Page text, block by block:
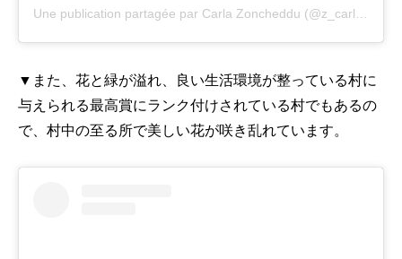
Une publication partagée par Carla Zoncheddu (@z_carla_z)
▼また、花と緑が溢れ、良い生活環境が整っている村に
与えられる最高賞にランク付けされている村でもあるの
で、村中の至る所で美しい花が咲き乱れています。